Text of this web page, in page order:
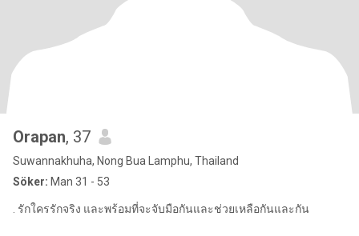
Orapan, 37
Suwannakhuha, Nong Bua Lamphu, Thailand
Söker: Man 31 - 53
. รักใครรักจริง และพร้อมที่จะจับมือกันและช่วยเหลือกันและกัน